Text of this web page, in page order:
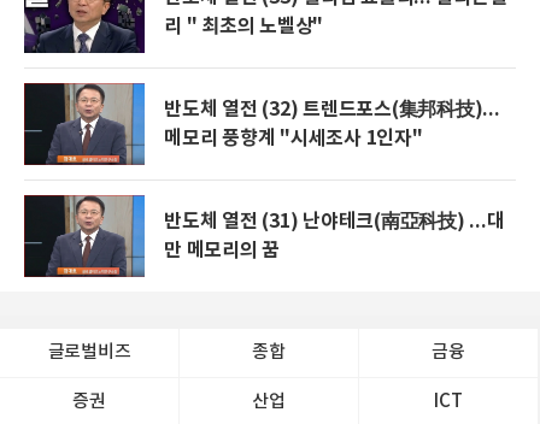
리 " 최초의 노벨상"
반도체 열전 (32) 트렌드포스(集邦科技)...
메모리 풍향계 "시세조사 1인자"
반도체 열전 (31) 난야테크(南亞科技) ...대
만 메모리의 꿈
글로벌비즈 종합 금융
증권 산업 ICT